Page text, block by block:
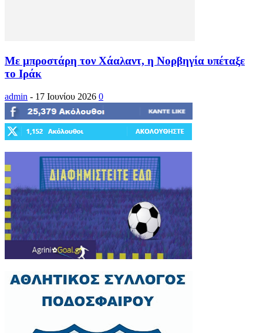
Με μπροστάρη τον Χάαλαντ, η Νορβηγία υπέταξε
το Ιράκ
admin - 17 Ιουνίου 2026 0